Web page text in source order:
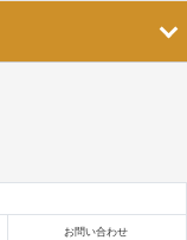
お問い合わせ